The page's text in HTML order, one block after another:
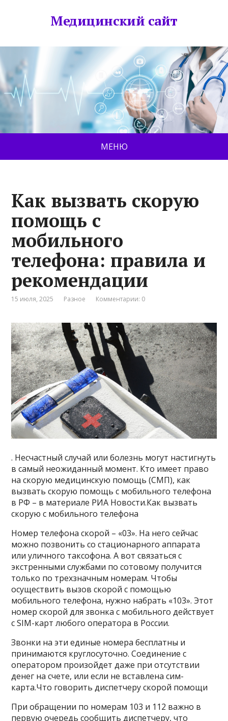
Медицинский сайт
МЕНЮ
Как вызвать скорую
помощь с
мобильного
телефона: правила и
рекомендации
15 июля, 2025 Разное Комментарии: 0
. Несчастный случай или болезнь могут настигнуть
в самый неожиданный момент. Кто имеет право
на скорую медицинскую помощь (СМП), как
вызвать скорую помощь с мобильного телефона
в РФ – в материале РИА Новости.Как вызвать
скорую с мобильного телефона
Номер телефона скорой – «03». На него сейчас
можно позвонить со стационарного аппарата
или уличного таксофона. А вот связаться с
экстренными службами по сотовому получится
только по трехзначным номерам. Чтобы
осуществить вызов скорой с помощью
мобильного телефона, нужно набрать «103». Этот
номер скорой для звонка с мобильного действует
с SIM-карт любого оператора в России.
Звонки на эти единые номера бесплатны и
принимаются круглосуточно. Соединение с
оператором произойдет даже при отсутствии
денег на счете, или если не вставлена сим-
карта.Что говорить диспетчеру скорой помощи
При обращении по номерам 103 и 112 важно в
первую очередь сообщить диспетчеру, что